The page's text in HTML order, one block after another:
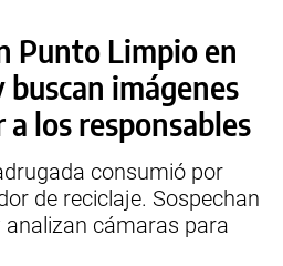
Punto Limpio en
imágenes
los responsables
consumió por
de reciclaje. Sospechan
analizan cámaras para